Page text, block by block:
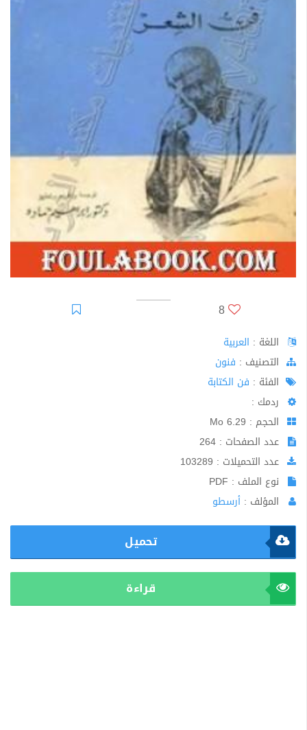
8
اللغة : العربية
اﻟﺘﺼﻨﻴﻒ : فنون
الفئة : فن الكتابة
ردمك :
الحجم : 6.29 Mo
عدد الصفحات : 264
عدد التحميلات : 103289
نوع الملف : PDF
المؤلف : أرسطو
تحميل
قراءة